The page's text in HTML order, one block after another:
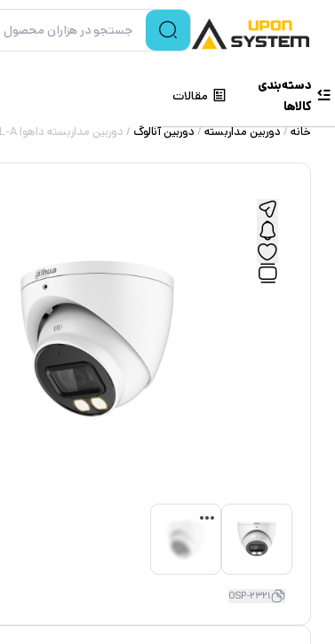
دسته‌بندی
کالاها
مقالات
خانه/دوربین مداربسته/دوربین آنالوگ / دوربین مداربسته داهوا Dahua HAC-HDW1509TP-IL-A
OSP-2321